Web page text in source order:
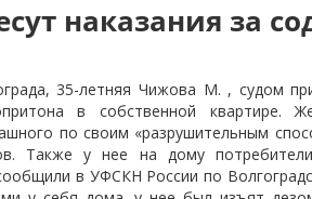
наказания за
35-летняя Чижова М. , судом
в собственной квартире.
по своим «разрушительным
Также у нее на дому
в УФСКН России по